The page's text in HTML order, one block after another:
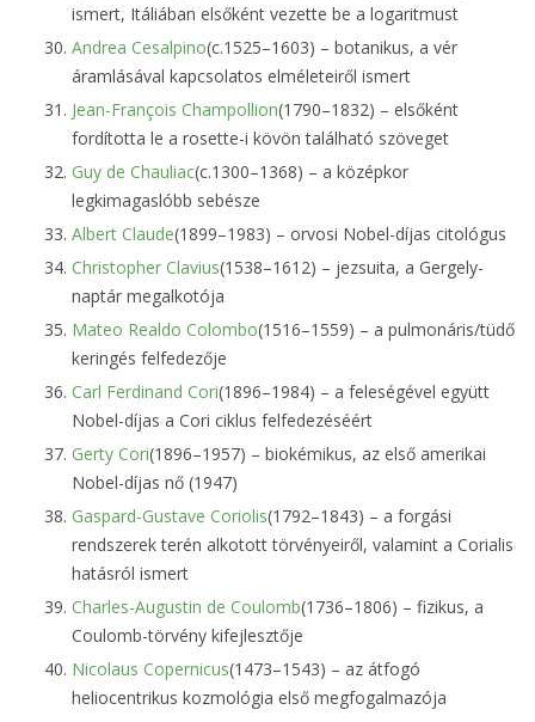
ismert, Itáliában elsőként vezette be a logaritmust
Andrea Cesalpino(c.1525–1603) – botanikus, a vér
áramlásával kapcsolatos elméleteiről ismert
Jean-François Champollion(1790–1832) – elsőként
fordította le a rosette-i kövön található szöveget
Guy de Chauliac(c.1300–1368) – a középkor
legkimagaslóbb sebésze
Albert Claude(1899–1983) – orvosi Nobel-díjas citológus
Christopher Clavius(1538–1612) – jezsuita, a Gergely-
naptár megalkotója
Mateo Realdo Colombo(1516–1559) – a pulmonáris/tüdő
keringés felfedezője
Carl Ferdinand Cori(1896–1984) – a feleségével együtt
Nobel-díjas a Cori ciklus felfedezéséért
Gerty Cori(1896–1957) – biokémikus, az első amerikai
Nobel-díjas nő (1947)
Gaspard-Gustave Coriolis(1792–1843) – a forgási
rendszerek terén alkotott törvényeiről, valamint a Corialis
hatásról ismert
Charles-Augustin de Coulomb(1736–1806) – fizikus, a
Coulomb-törvény kifejlesztője
Nicolaus Copernicus(1473–1543) – az átfogó
heliocentrikus kozmológia első megfogalmazója